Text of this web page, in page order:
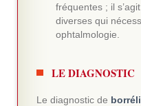
fréquentes ; il
diverses qui
ophtalmologie.
LE DIAGNOSTIC
Le diagnostic de